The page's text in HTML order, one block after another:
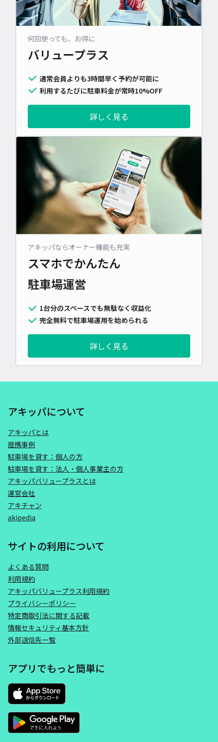
何回使っても、お得に
バリュープラス
通常会員よりも3時間早く予約が可能に
利用するたびに駐車料金が常時10%OFF
詳しく見る
アキッパならオーナー機能も充実
スマホでかんたん
駐車場運営
1台分のスペースでも無駄なく収益化
完全無料で駐車場運用を始められる
詳しく見る
アキッパについて
アキッパとは
提携事例
駐車場を貸す：個人の方
駐車場を貸す：法人・個人事業主の方
アキッパバリュープラスとは
運営会社
アキチャン
akipedia
サイトの利用について
よくある質問
利用規約
アキッパバリュープラス利用規約
プライバシーポリシー
特定商取引法に関する記載
情報セキュリティ基本方針
外部送信先一覧
アプリでもっと簡単に